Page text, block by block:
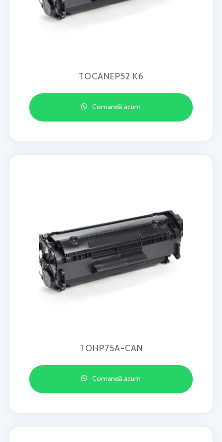
TOCANEP52.K6
Comandă acum
TOHP75A-CAN
Comandă acum